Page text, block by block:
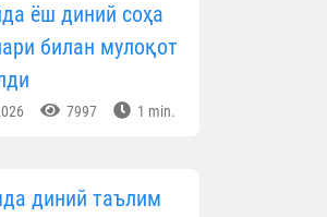
ёш диний соҳа
билан мулоқот
7997 1 min.
диний таълим